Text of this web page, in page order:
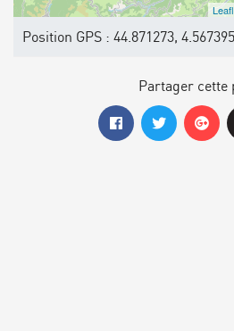
Position GPS : 44.871273, 4.567395
Partager cette